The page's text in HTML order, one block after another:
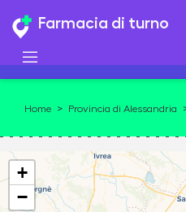
Farmacia di turno
Home > Provincia di Alessandria
+
−